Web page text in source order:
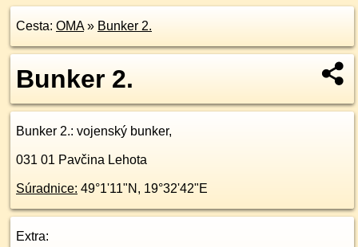
Cesta: OMA» Bunker 2.
Bunker 2.
Bunker 2.: vojenský bunker,
031 01 Pavčina Lehota
Súradnice: 49°1'11"N , 19°32'42"E
Extra: